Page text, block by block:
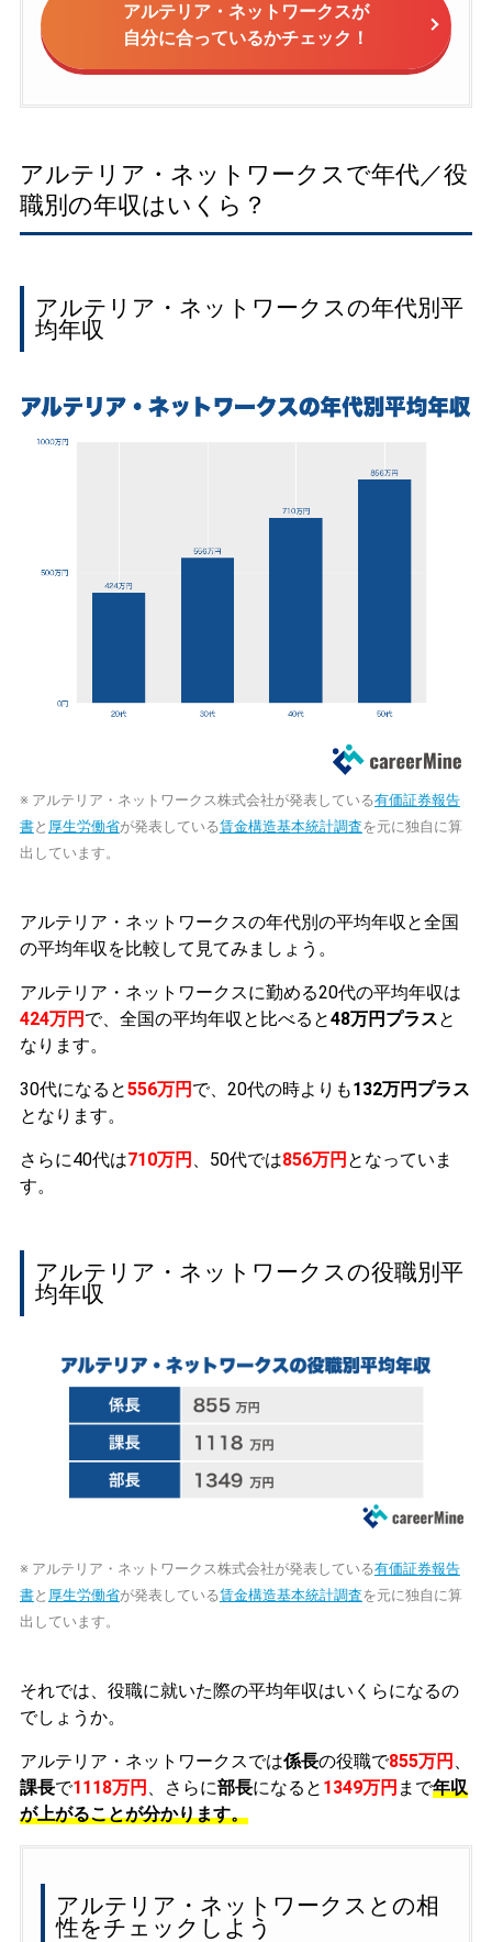
アルテリア・ネットワークスが
自分に合っているかチェック！
アルテリア・ネットワークスで年代／役
職別の年収はいくら？
アルテリア・ネットワークスの年代別平
均年収
※ アルテリア・ネットワークス株式会社が発表している有価証券報告
書と 厚生労働省が発表している賃金構造基本統計調査を元に独自に算
出しています。
アルテリア・ネットワークスの年代別の平均年収と全国
の平均年収を比較して見てみましょう。
アルテリア・ネットワークスに勤める20代の平均年収は
424万円 で、全国の平均年収と比べると48万円プラスと
なります。
30代になると556万円 で、20代の時よりも132万円プラス
となります。
さらに40代は710万円 、50代では856万円 となっていま
す。
アルテリア・ネットワークスの役職別平
均年収
※ アルテリア・ネットワークス株式会社が発表している有価証券報告
書と 厚生労働省が発表している賃金構造基本統計調査を元に独自に算
出しています。
それでは、役職に就いた際の平均年収はいくらになるの
でしょうか。
アルテリア・ネットワークスでは係長の役職で855万円
課長で1118万円 、さらに部長になると 1349万円 まで年収
が上がることが分かります。
アルテリア・ネットワークスとの相
性をチェックしよう